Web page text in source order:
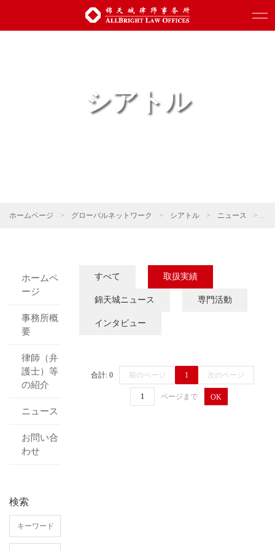
シアトル
ホームページ > グローバルネットワーク > シアトル > ニュース >
ホームペ
ージ
事務所概
要
律師（弁
護士）等
の紹介
ニュース
お問い合
わせ
検索
すべて 取扱実績
錦天城ニュース 専門活動
インタビュー
合計: 0 前のページ 1 次のページ
ページまで OK